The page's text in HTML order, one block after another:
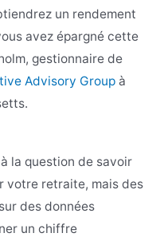
un rendement
avez épargné cette
gestionnaire de
Advisory Groupà
la question de savoir
votre retraite, mais des
des données
un chiffre